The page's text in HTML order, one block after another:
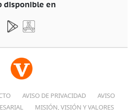
disponible en
AVISO DE PRIVACIDAD
AVISO
MISIÓN, VISIÓN Y VALORES